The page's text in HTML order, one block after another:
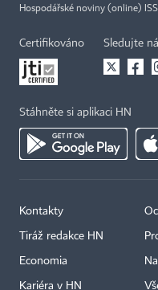
Hospodářské noviny (online)
Certifikováno Sledujte
Stáhněte si aplikaci HN
Kontakty
Tiráž redakce HN
Economia
Kariéra v HN